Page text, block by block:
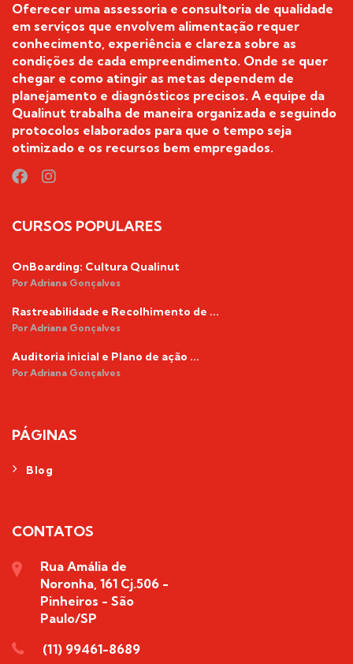
Oferecer uma assessoria e consultoria de qualidade
em serviços que envolvem alimentação requer
conhecimento, experiência e clareza sobre as
condições de cada empreendimento. Onde se quer
chegar e como atingir as metas dependem de
planejamento e diagnósticos precisos. A equipe da
Qualinut trabalha de maneira organizada e seguindo
protocolos elaborados para que o tempo seja
otimizado e os recursos bem empregados.
CURSOS POPULARES
OnBoarding: Cultura Qualinut
Por Adriana Gonçalves
Rastreabilidade e Recolhimento de ...
Por Adriana Gonçalves
Auditoria inicial e Plano de ação ...
Por Adriana Gonçalves
PÁGINAS
Blog
CONTATOS
Rua Amália de
Noronha, 161 Cj.506 -
Pinheiros - São
Paulo/SP
(11) 99461-8689